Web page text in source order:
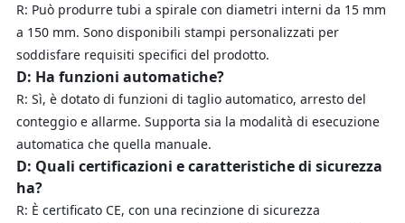
R: Può produrre tubi a spirale con diametri interni da 15 mm
a 150 mm. Sono disponibili stampi personalizzati per
soddisfare requisiti specifici del prodotto.
D: Ha funzioni automatiche?
R: Sì, è dotato di funzioni di taglio automatico, arresto del
conteggio e allarme. Supporta sia la modalità di esecuzione
automatica che quella manuale.
D: Quali certificazioni e caratteristiche di sicurezza
ha?
R: È certificato CE, con una recinzione di sicurezza